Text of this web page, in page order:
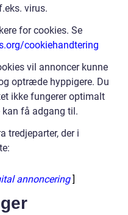
virus.
for cookies. Se
cookiehandtering
vil annoncer kunne
optræde hyppigere. Du
ikke fungerer optimalt
kan få adgang til.
tredjeparter, der i
annoncering]